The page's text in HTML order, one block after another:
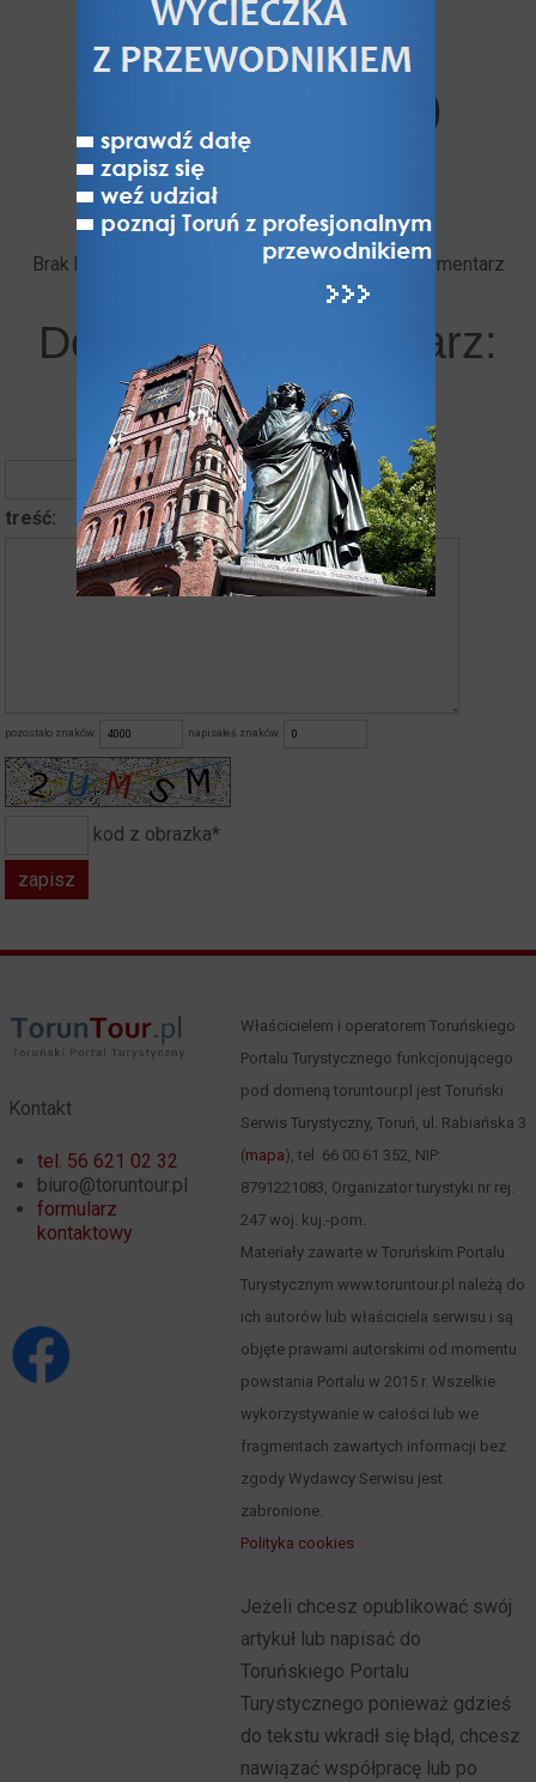
Komentarze
użytkowników (0)
Brak komentarzy. Bądź pierwszy - dodaj swój komentarz
Dodaj swój komentarz:
autor komentarza
treść:
pozostało znaków: napisałeś znaków:
kod z obrazka*
Kontakt
tel. 56 621 02 32
biuro@toruntour.pl
formularz
kontaktowy
Właścicielem i operatorem Toruńskiego
Portalu Turystycznego funkcjonującego
pod domeną toruntour.pl jest Toruński
Serwis Turystyczny, Toruń, ul. Rabiańska 3
(mapa), tel. 66 00 61 352, NIP:
8791221083, Organizator turystyki nr rej.
247 woj. kuj.-pom.
Materiały zawarte w Toruńskim Portalu
Turystycznym www.toruntour.pl należą do
ich autorów lub właściciela serwisu i są
objęte prawami autorskimi od momentu
powstania Portalu w 2015 r. Wszelkie
wykorzystywanie w całości lub we
fragmentach zawartych informacji bez
zgody Wydawcy Serwisu jest
zabronione.
Polityka cookies
Jeżeli chcesz opublikować swój
artykuł lub napisać do
Toruńskiego Portalu
Turystycznego ponieważ gdzieś
do tekstu wkradł się błąd, chcesz
nawiązać współpracę lub po